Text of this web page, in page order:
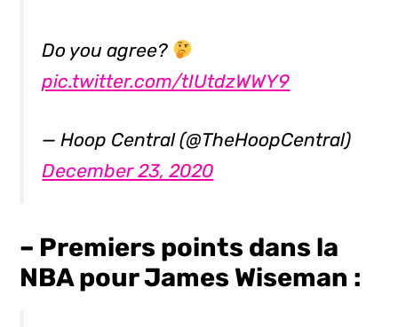
Do you agree?
pic.twitter.com/tIUtdzWWY9
— Hoop Central (@TheHoopCentral)
December 23, 2020
– Premiers points dans la
NBA pour James Wiseman :